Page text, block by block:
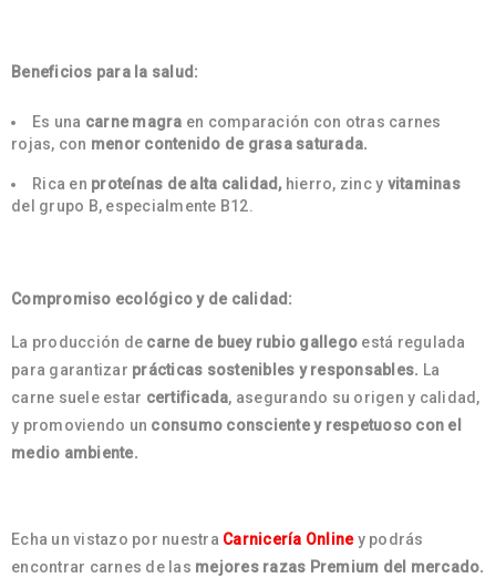
Beneficios para la salud:
Es una carne magra en comparación con otras carnes
rojas, con menor contenido de grasa saturada.
Rica en proteínas de alta calidad,hierro, zinc y vitaminas
del grupo B, especialmente B12.
Compromiso ecológico y de calidad:
La producción de carne de buey rubio gallego está regulada
para garantizar prácticas sostenibles y responsables. La
carne suele estar certificada, asegurando su origen y calidad,
y promoviendo un consumo consciente y respetuoso con el
medio ambiente.
Echa un vistazo por nuestra Carnicería Onliney podrás
encontrar carnes de las mejores razas Premium del mercado.